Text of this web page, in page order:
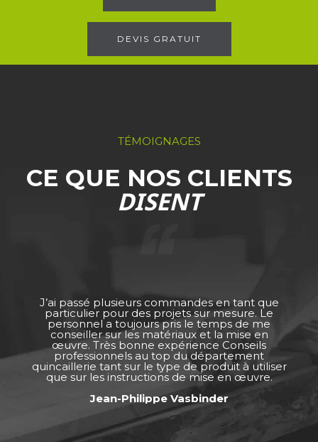
DEVIS GRATUIT
TÉMOIGNAGES
CE QUE NOS CLIENTS
DISENT
J’ai passé plusieurs commandes en tant que
particulier pour des projets sur mesure. Le
personnel a toujours pris le temps de me
conseiller sur les matériaux et la mise en
œuvre. Très bonne expérience Conseils
professionnels au top du département
quincaillerie tant sur le type de produit à utiliser
que sur les instructions de mise en œuvre.
Jean-Philippe Vasbinder